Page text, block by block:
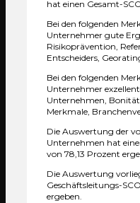
SCOREDEX
Netzwerk und die
Unternehmens und
Verbindung mit
und Referenzgeber.
Scorewert über die
Qualität des
eines
hat einen Gesamt-
Bei den folgenden
Unternehmer gute
Risikoprävention,
Entscheiders,
Bei den folgenden
Unternehmer
Unternehmen,
Merkmale,
Die Auswertung der
Unternehmen hat
von 78,13 Prozent
Die Auswertung
Geschäftsleitungs-
ergeben.